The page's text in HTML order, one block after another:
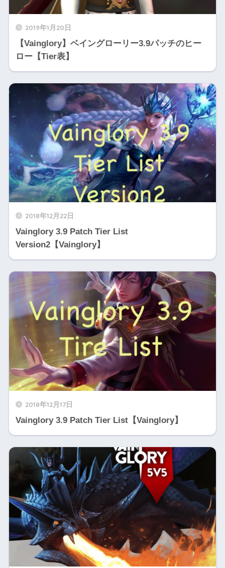
2019年1月20日
【Vainglory】ベイングローリー3.9パッチのヒー
ロー【Tier表】
2018年12月22日
Vainglory 3.9 Patch Tier List
Version2【Vainglory】
2018年12月17日
Vainglory 3.9 Patch Tier List【Vainglory】